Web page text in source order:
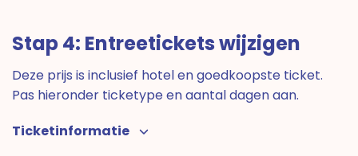
Stap 4: Entreetickets wijzigen
Deze prijs is inclusief hotel en goedkoopste ticket.
Pas hieronder ticketype en aantal dagen aan.
Ticketinformatie